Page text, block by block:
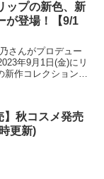
ップの新色、新
が登場！【9/1
年9月1日(金)にリ
新作コレクションを
】秋コスメ発売
更新)